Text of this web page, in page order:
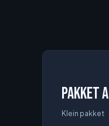
Pakket A
Klein pakket